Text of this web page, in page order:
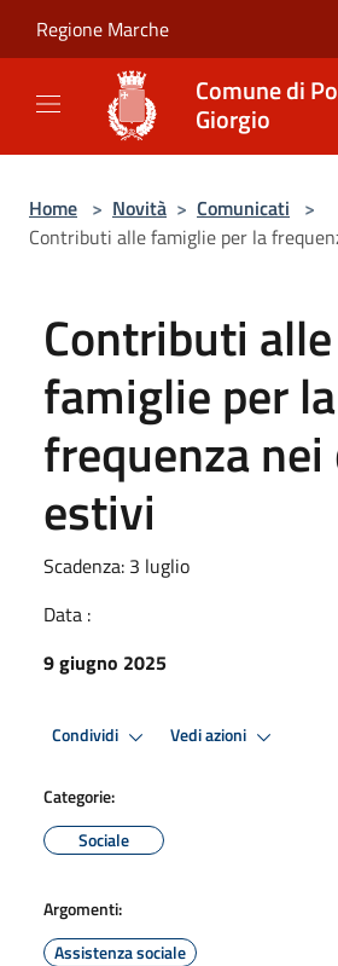
Regione Marche
Comune di
Giorgio
Home > Novità > Comunicati >
Contributi alle famiglie per la
Contributi alle
famiglie per la
frequenza
estivi
Scadenza: 3 luglio
Data :
9 giugno 2025
Condividi Vedi azioni
Categorie:
Sociale
Argomenti:
Assistenza sociale